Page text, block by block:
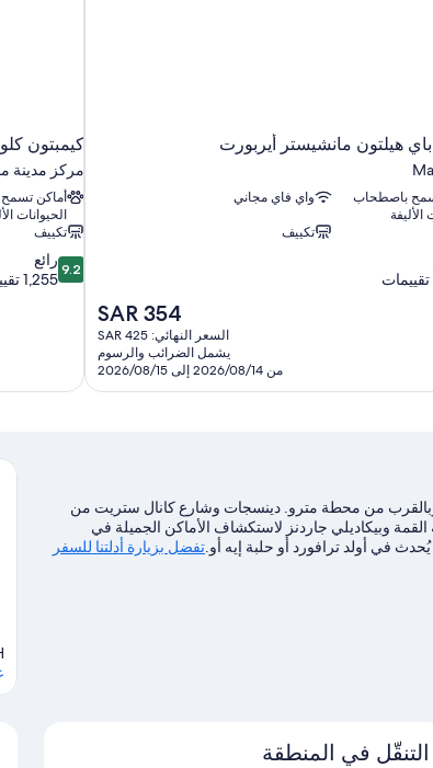
هيلتون مانشيستر أيربورت
باصطحاب
الأليفة
واي فاي مجاني
تكييف
السعر
الحالي
هو
SAR
354
SAR 354
السعر النهائي: SAR 425
يشمل الضرائب والرسوم
من 2026/08/14 إلى 2026/08/15
كيمبتون
مركز مدينة
أماكن
الحيوانات
تكييف
9.2
من
9.2 رائع
1,255 تقييمًا
من محطة مترو. دينسجات وشارع كانال ستريت من
القمة وبيكاديلي جاردنز لاستكشاف الأماكن الجميلة في
في أولد ترافورد أو حلبة إيه أو.تفضل بزيارة أدلتنا للسفر
التنقّل في المنطقة